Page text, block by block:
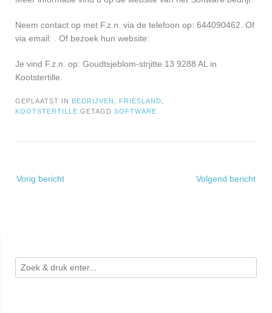
Neem contact op met F.z.n. via de telefoon op: 644090462. Of
via email:
. Of bezoek hun website:
Je vind F.z.n. op: Goudtsjeblom-strjitte 13 9288 AL in
Kootstertille.
GEPLAATST IN BEDRIJVEN FRIESLAND
KOOTSTERTILLE GETAGD SOFTWARE
navigatie
Vorig bericht Volgend bericht